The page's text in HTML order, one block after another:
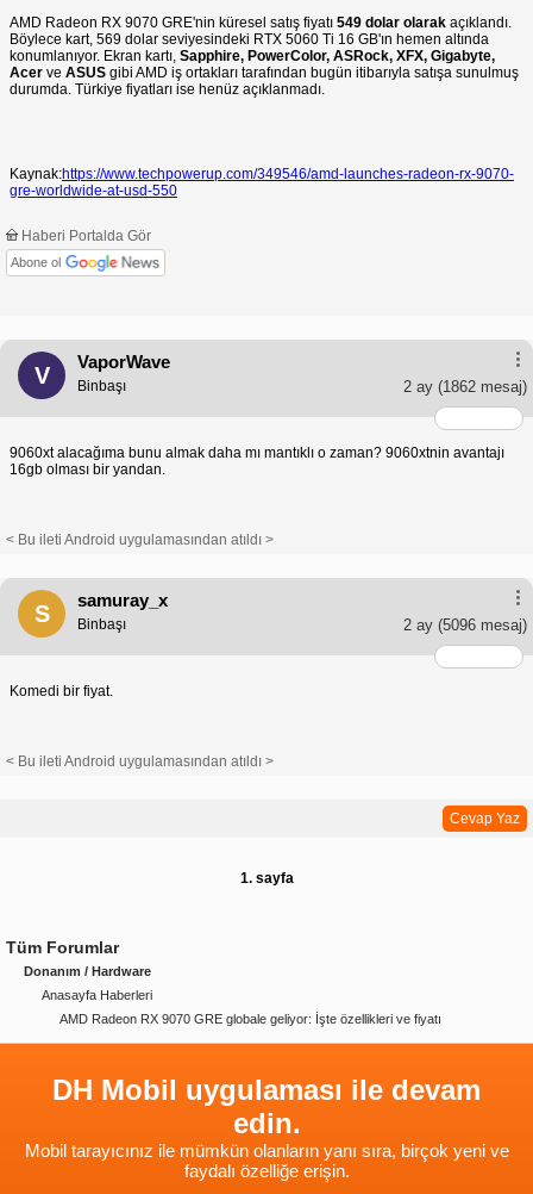
AMD Radeon RX 9070 GRE'nin küresel satış fiyatı 549 dolar olarak açıklandı.
Böylece kart, 569 dolar seviyesindeki RTX 5060 Ti 16 GB'ın hemen altında
konumlanıyor. Ekran kartı, Sapphire, PowerColor, ASRock, XFX, Gigabyte,
Acer ve ASUS gibi AMD iş ortakları tarafından bugün itibarıyla satışa sunulmuş
durumda. Türkiye fiyatları ise henüz açıklanmadı.
Kaynak:https://www.techpowerup.com/349546/amd-launches-radeon-rx-9070-
gre-worldwide-at-usd-550
Haberi Portalda Gör
Abone ol
V
VaporWave
2 ay (1862 mesaj)
Binbaşı
9060xt alacağıma bunu almak daha mı mantıklı o zaman? 9060xtnin avantajı
16gb olması bir yandan.
< Bu ileti Android uygulamasından atıldı >
S
samuray_x
2 ay (5096 mesaj)
Binbaşı
Komedi bir fiyat.
< Bu ileti Android uygulamasından atıldı >
Cevap Yaz
1. sayfa
Tüm Forumlar
Donanım / Hardware
Anasayfa Haberleri
AMD Radeon RX 9070 GRE globale geliyor: İşte özellikleri ve fiyatı
DH Mobil uygulaması ile devam
edin.
Mobil tarayıcınız ile mümkün olanların yanı sıra, birçok yeni ve
faydalı özelliğe erişin.